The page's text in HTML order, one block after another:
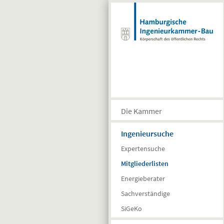
Die Kammer
Ingenieursuche
Expertensuche
Mitgliederlisten
Energieberater
Sachverständige
SiGeKo